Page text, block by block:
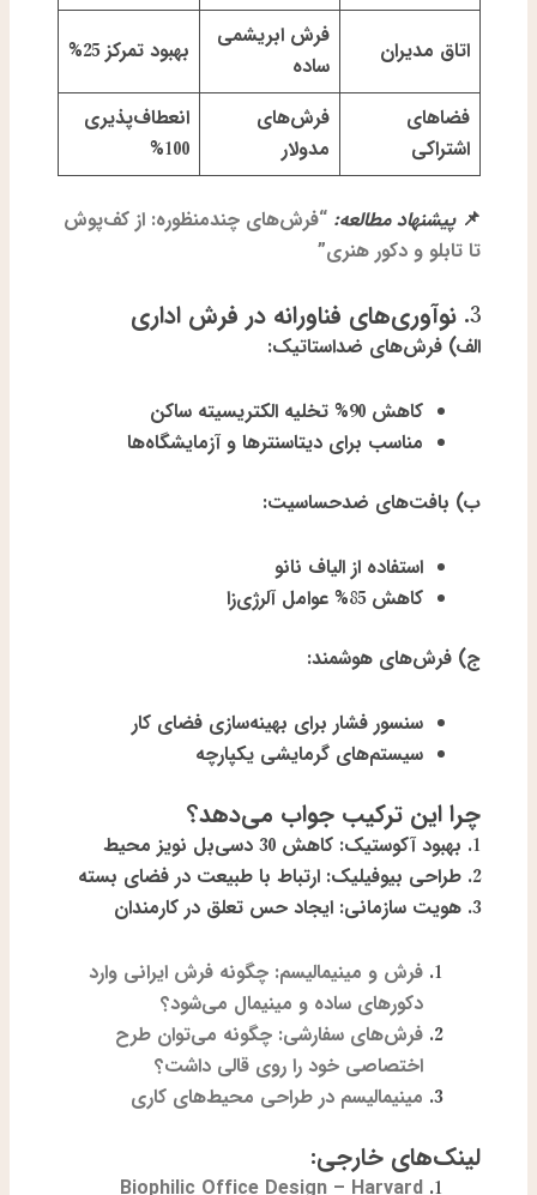
اتاق مدیران
فرش ابریشمی
ساده
بهبود تمرکز 25%
فضاهای
اشتراکی
فرش‌های
مدولار
انعطاف‌پذیری
100%
📌پیشنهاد مطالعه: “فرش‌های چندمنظوره: از کف‌پوش
تا تابلو و دکور هنری”
3. نوآوری‌های فناورانه در فرش اداری
الف) فرش‌های ضداستاتیک:
کاهش 90% تخلیه الکتریسیته ساکن
مناسب برای دیتاسنترها و آزمایشگاه‌ها
ب) بافت‌های ضدحساسیت:
استفاده از الیاف نانو
کاهش 85% عوامل آلرژی‌زا
ج) فرش‌های هوشمند:
سنسور فشار برای بهینه‌سازی فضای کار
سیستم‌های گرمایشی یکپارچه
چرا این ترکیب جواب می‌دهد؟
1. بهبود آکوستیک: کاهش 30 دسی‌بل نویز محیط
2. طراحی بیوفیلیک: ارتباط با طبیعت در فضای بسته
3. هویت سازمانی: ایجاد حس تعلق در کارمندان
فرش و مینیمالیسم: چگونه فرش ایرانی وارد
دکورهای ساده و مینیمال می‌شود؟
فرش‌های سفارشی: چگونه می‌توان طرح
اختصاصی خود را روی قالی داشت؟
مینیمالیسم در طراحی محیط‌های کاری
لینک‌های خارجی:
Biophilic Office Design – Harvard